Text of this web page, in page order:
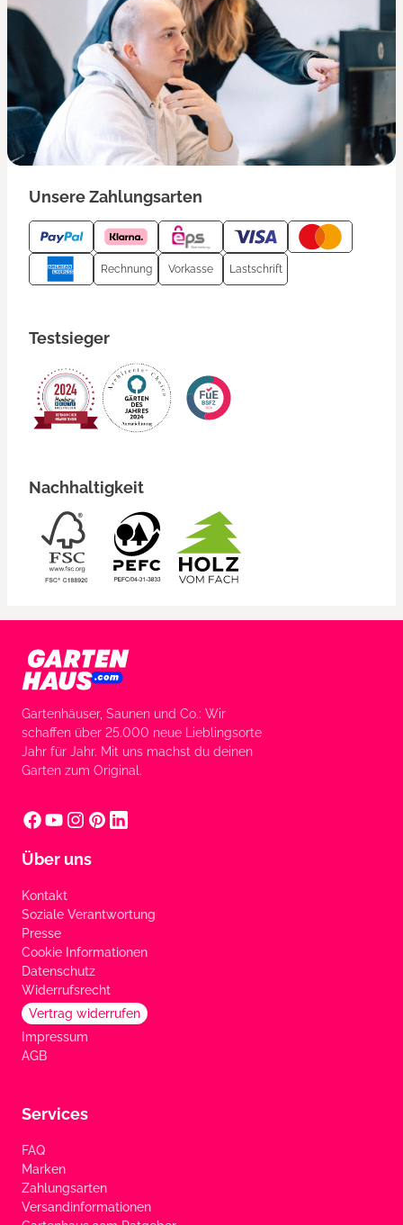
Unsere Zahlungsarten
Rechnung Vorkasse Lastschrift
Testsieger
Nachhaltigkeit
Gartenhäuser, Saunen und Co.: Wir
schaffen über 25.000 neue Lieblingsorte
Jahr für Jahr. Mit uns machst du deinen
Garten zum Original.
Über uns
Kontakt
Soziale Verantwortung
Presse
Cookie Informationen
Datenschutz
Widerrufsrecht
Vertrag widerrufen
Impressum
AGB
Services
FAQ
Marken
Zahlungsarten
Versandinformationen